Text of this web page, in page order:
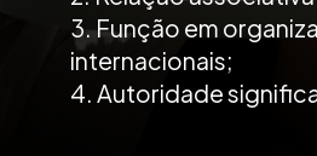
3. Função em
internacionais;
4. Autoridade